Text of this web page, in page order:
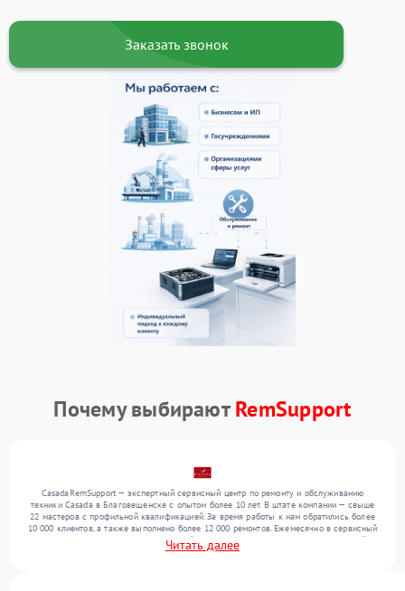
Заказать звонок
Почему выбираютRemSupport
CasadaRemSupport — экспертный сервисный центр по ремонту и обслуживанию
техники Casada в Благовещенске с опытом более 10 лет. В штате компании — свыше
22 мастеров с профильной квалификацией. За время работы к нам обратились более
10 000 клиентов, а также выполнено более 12 000 ремонтов. Ежемесячно в сервисный
центр поступает более 300 обращений, включая , , . Мы беремся за задачи любой
сложности и гарантируем высокое качество обслуживания благодаря использованию
Читать далее